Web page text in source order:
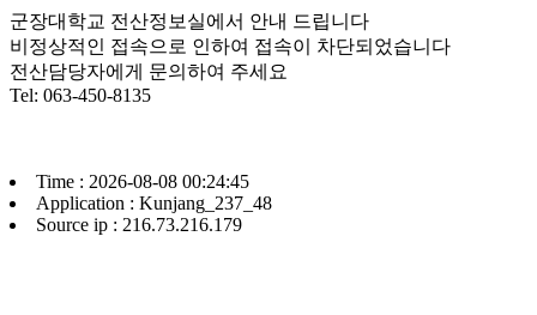
군장대학교 전산정보실에서 안내 드립니다
비정상적인 접속으로 인하여 접속이 차단되었습니다
전산담당자에게 문의하여 주세요
Tel: 063-450-8135
Time : 2026-08-08 00:24:45
Application : Kunjang_237_48
Source ip : 216.73.216.179